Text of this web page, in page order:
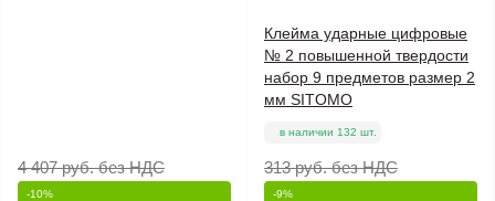
4 407 руб.без НДС
-10%
Клейма ударные цифровые
№ 2 повышенной твердости
набор 9 предметов размер 2
мм SITOMO
в наличии 132 шт.
313 руб.без НДС
-9%